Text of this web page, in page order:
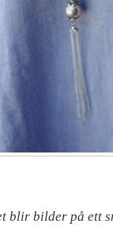
blir bilder på ett